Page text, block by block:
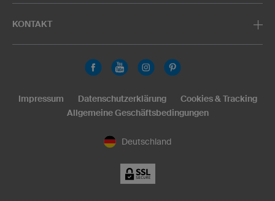
KONTAKT
Deutschland
Impressum Datenschutzerklärung
Cookies & Tracking
Allgemeine Geschäftsbedingungen